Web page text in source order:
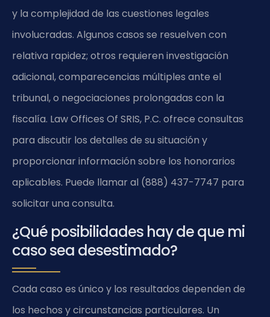
y la complejidad de las cuestiones legales
involucradas. Algunos casos se resuelven con
relativa rapidez; otros requieren investigación
adicional, comparecencias múltiples ante el
tribunal, o negociaciones prolongadas con la
fiscalía. Law Offices Of SRIS, P.C. ofrece consultas
para discutir los detalles de su situación y
proporcionar información sobre los honorarios
aplicables. Puede llamar al (888) 437-7747 para
solicitar una consulta.
¿Qué posibilidades hay de que mi
caso sea desestimado?
Cada caso es único y los resultados dependen de
los hechos y circunstancias particulares. Un